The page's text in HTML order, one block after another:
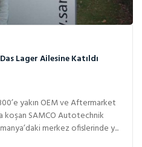
Lager Ailesine Katıldı
yakın OEM ve Aftermarket
koşan SAMCO Autotechnik
merkez ofislerinde y...